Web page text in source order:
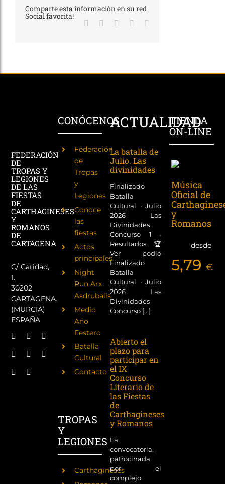
Comparte esta información en su red
Social favorita!
Facebook LinkedInWhatsApp
FEDERACIÓN
DE
TROPAS Y
LEGIONES
DE LAS
FIESTAS
DE
CARTHAGINESES
Y
ROMANOS
DE
CARTAGENA
C/ Caridad,
1.
30202
CARTAGENA.
(MURCIA)
ESPAÑA
CONÓCENOS
Federación
de
Tropas
y
Legiones
Conoce
las
fiestas
Actos
principales
Night
Run Arx
Asdrubalis
Medio
Año
Festero
Batalla
Cultural
Contacto
TROPAS
Y
LEGIONES
Carthagineses
ACTUALIDAD
La batalla de
Julio. Las
divinidades
Finalizado
Batalla
Cultural · Julio
2026 Las
Divinidades
Concurso 1 ·
Resultados 🏆
Ver podio
Finalizado
Batalla
Cultural · Julio
2026 Las
Divinidades
Concurso [...]
Abierto el
plazo para
participar en
el IX
Concurso
Literario de
las Fiestas
de
Carthagineses
y Romanos
La
convocatoria,
patrocinada
por el
complejo
TIENDA
ON-LINE
Música
Oficial de
y
Romanos
desde
5,79€